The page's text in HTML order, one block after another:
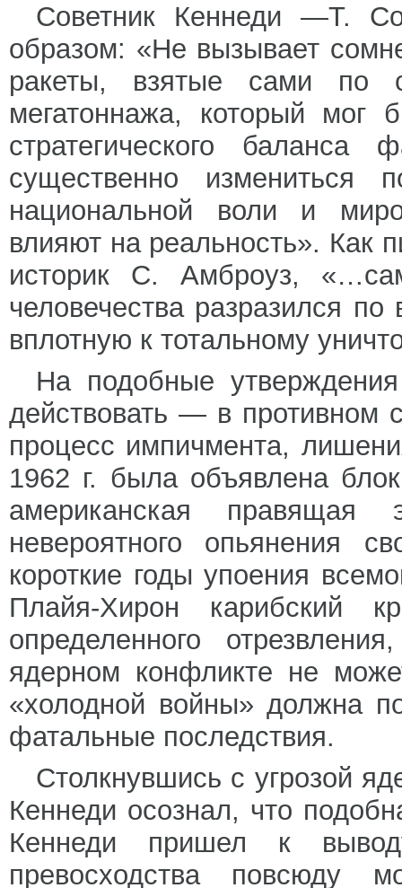
Советник Кеннеди —Т.
образом: «Не вызывает
ракеты, взятые сами по
мегатоннажа, который
стратегического
существенно измениться
национальной воли и
влияют на реальность». Как
историк С. Амброуз,
человечества разразился
вплотную к тотальному
На подобные
действовать — в противном
процесс импичмента,
1962 г. была объявлена
американская правящая
невероятного опьянения
короткие годы упоения
Плайя-Хирон карибский
определенного
ядерном конфликте не
«холодной войны» должна
фатальные последствия.
Столкнувшись с угрозой
Кеннеди осознал, что
Кеннеди пришел к
превосходства